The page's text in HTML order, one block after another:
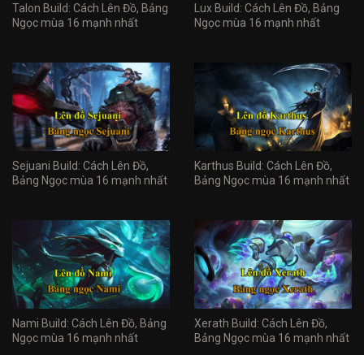
Talon Build: Cách Lên Đồ, Bảng
Ngọc mùa 16 mạnh nhất
Lux Build: Cách Lên Đồ, Bảng
Ngọc mùa 16 mạnh nhất
Sejuani Build: Cách Lên Đồ,
Bảng Ngọc mùa 16 mạnh nhất
Karthus Build: Cách Lên Đồ,
Bảng Ngọc mùa 16 mạnh nhất
Nami Build: Cách Lên Đồ, Bảng
Ngọc mùa 16 mạnh nhất
Xerath Build: Cách Lên Đồ,
Bảng Ngọc mùa 16 mạnh nhất